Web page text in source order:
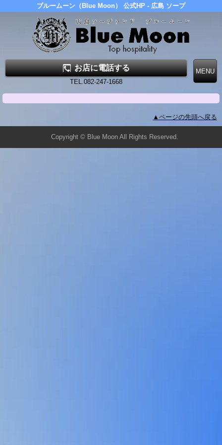
ブルームーン（Blue Moon） 公式HP - 広島 ソープ
お店に電話する
TEL.082-247-1668
▲ページの先頭へ戻る
Copyright © Blue Moon All Rights Reserved.